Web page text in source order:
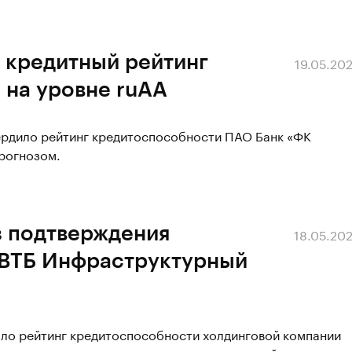
рейтинг
уровне ruАА
рейтинг кредитоспособности ПАО Банк «ФК
подтверждения
Инфраструктурный
рейтинг кредитоспособности холдинговой компании